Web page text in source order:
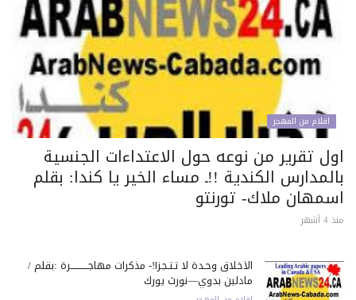
اقلام من المهجر
تقرير من نوعه حول الاعتداءات الجنسية
الكندية !!ـ مساء الخير يا كندا: بقلم
ملاك- تورنتو
الأخلاق وحـدة لا تـتـجـزأ!- مذكرات مهاجـــــــــــرة :بقلم /
مادلين بدوي—نورث يورك